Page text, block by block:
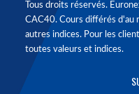
Tous droits réservés.
CAC40. Cours différés d'au
autres indices. Pour les
toutes valeurs et indices.